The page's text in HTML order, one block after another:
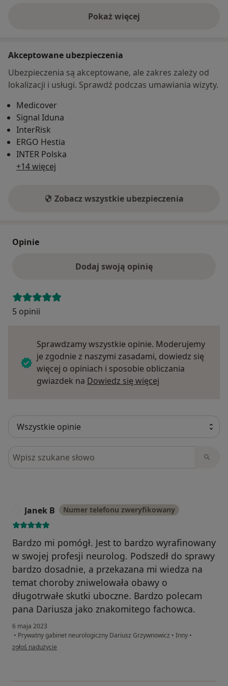
Pokaż więcej
o adresie
Akceptowane ubezpieczenia
Ubezpieczenia są akceptowane, ale zakres zależy od
lokalizacji i usługi. Sprawdź podczas umawiania wizyty.
Medicover
Signal Iduna
InterRisk
ERGO Hestia
INTER Polska
+14 więcej
Zobacz wszystkie ubezpieczenia
Opinie
Dodaj swoją opinię
5 opinii
Sprawdzamy wszystkie opinie. Moderujemy
je zgodnie z naszymi zasadami, dowiedz się
więcej o opiniach i sposobie obliczania
gwiazdek na Dowiedz się więcej
Szukaj w opiniach
Janek B Numer telefonu zweryfikowany
Bardzo mi pomógł. Jest to bardzo wyrafinowany
w swojej profesji neurolog. Podszedł do sprawy
bardzo dosadnie, a przekazana mi wiedza na
temat choroby zniwelowała obawy o
długotrwałe skutki uboczne. Bardzo polecam
pana Dariusza jako znakomitego fachowca.
6 maja 2023
• Prywatny gabinet neurologiczny Dariusz Grzywnowicz • Inny •
w opinii użytkownika Janek B
zgłoś nadużycie